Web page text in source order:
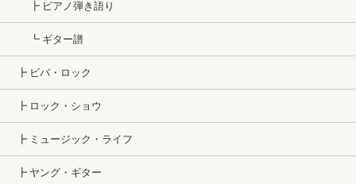
┣ ピアノ弾き語り
┗ ギター譜
┣ ビバ・ロック
┣ ロック・ショウ
┣ ミュージック・ライフ
┣ ヤング・ギター